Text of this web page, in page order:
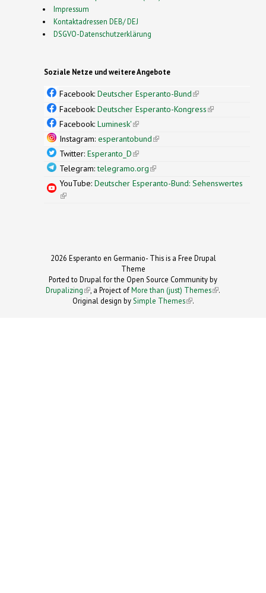
Impressum
Kontaktadressen DEB/ DEJ
DSGVO-Datenschutzerklärung
Soziale Netze und weitere Angebote
Facebook: Deutscher Esperanto-Bund(link is
external)
Facebook: Deutscher Esperanto-Kongress(link is
Facebook: Luminesk'(link is external)
Instagram: esperantobund(link is external)
Twitter: Esperanto_D(link is external)
Telegram:telegramo.org(link is external)
YouTube: Deutscher Esperanto-Bund: Sehenswertes
(link is external)
2026 Esperanto en Germanio- This is a Free Drupal
Theme
Ported to Drupal for the Open Source Community by
Drupalizing(link is external)
, a Project ofMore than (just) Themes (link is
.
Original design bySimple Themes
(link is
.